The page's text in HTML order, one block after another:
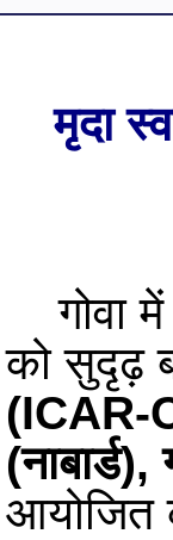
मृदा
गोवा
को सुदृढ़
(ICAR-
(नाबार्ड),
आयोजित